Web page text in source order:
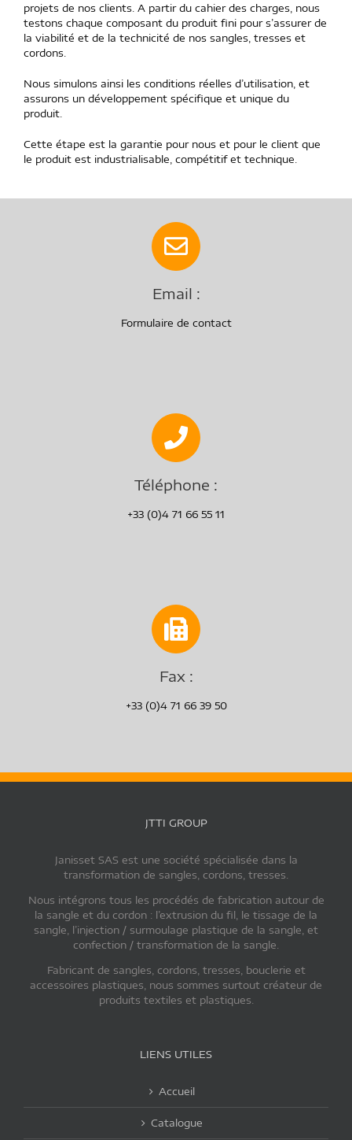
projets de nos clients. A partir du cahier des charges, nous
testons chaque composant du produit fini pour s’assurer de
la viabilité et de la technicité de nos sangles, tresses et
cordons.
Nous simulons ainsi les conditions réelles d’utilisation, et
assurons un développement spécifique et unique du
produit.
Cette étape est la garantie pour nous et pour le client que
le produit est industrialisable, compétitif et technique.
Email :
Formulaire de contact
Téléphone :
+33 (0)4 71 66 55 11
Fax :
+33 (0)4 71 66 39 50
JTTI GROUP
Janisset SAS est une société spécialisée dans la
transformation de sangles, cordons, tresses.
Nous intégrons tous les procédés de fabrication autour de
la sangle et du cordon : l’extrusion du fil, le tissage de la
sangle, l’injection / surmoulage plastique de la sangle, et
confection / transformation de la sangle.
Fabricant de sangles, cordons, tresses, bouclerie et
accessoires plastiques, nous sommes surtout créateur de
produits textiles et plastiques.
LIENS UTILES
Accueil
Catalogue